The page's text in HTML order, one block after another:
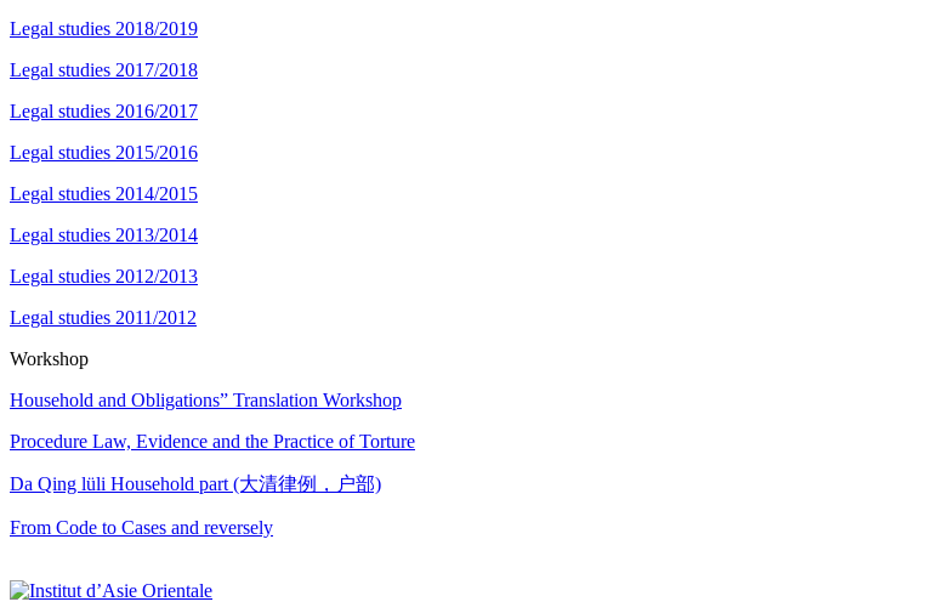
Legal studies 2018/2019
Legal studies 2017/2018
Legal studies 2016/2017
Legal studies 2015/2016
Legal studies 2014/2015
Legal studies 2013/2014
Legal studies 2012/2013
Legal studies 2011/2012
Workshop
Household and Obligations” Translation Workshop
Procedure Law, Evidence and the Practice of Torture
Da Qing lüli Household part (大清律例，户部)
From Code to Cases and reversely